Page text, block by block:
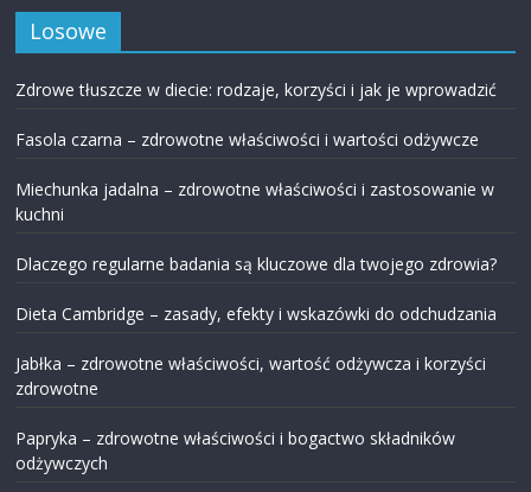
Losowe
Zdrowe tłuszcze w diecie: rodzaje, korzyści i jak je wprowadzić
Fasola czarna – zdrowotne właściwości i wartości odżywcze
Miechunka jadalna – zdrowotne właściwości i zastosowanie w
kuchni
Dlaczego regularne badania są kluczowe dla twojego zdrowia?
Dieta Cambridge – zasady, efekty i wskazówki do odchudzania
Jabłka – zdrowotne właściwości, wartość odżywcza i korzyści
zdrowotne
Papryka – zdrowotne właściwości i bogactwo składników
odżywczych